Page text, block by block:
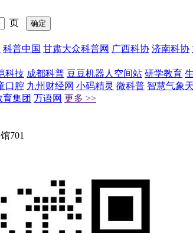
页
科普中国 甘肃大众科普网 广西科协 济南科协
科技 成都科普 豆豆机器人空间站 研学教育
口腔 九州财经网 小码精灵 微科普 智慧气象
集团 万语网 更多 >>
701